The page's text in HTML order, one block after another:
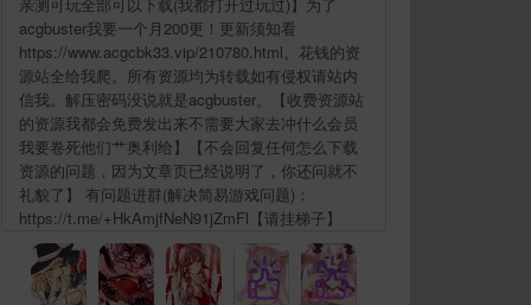
acgbuster我要一个月200更！更新须知看
https://www.acgcbk33.vip/210780.html。花钱的资
源站全给我爬。所有资源均为转载如有侵权请站内
信我。解压密码没说就是acgbuster。【收费资源站
的资源我都会免费发出来不需要大家去冲什么会员
我要卷死他们艹奥利给】【不会回复任何怎么下载
资源的问题，因为文章页已经说明了，你还问就不
礼貌了】 有问题进群(解决简易游戏问题)：
https://t.me/+HkAmjfNeN91jZmFl【请挂梯子】